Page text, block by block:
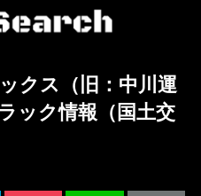
クス（旧：中川運
ック情報（国土交